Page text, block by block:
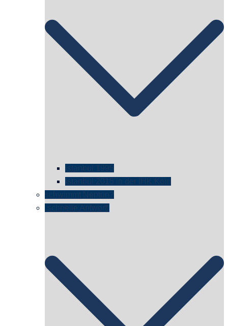
istanbul 1995
Istanbul 2015 in der IHK Köln
schwimmt Neptun?
„schnelle Antwort“